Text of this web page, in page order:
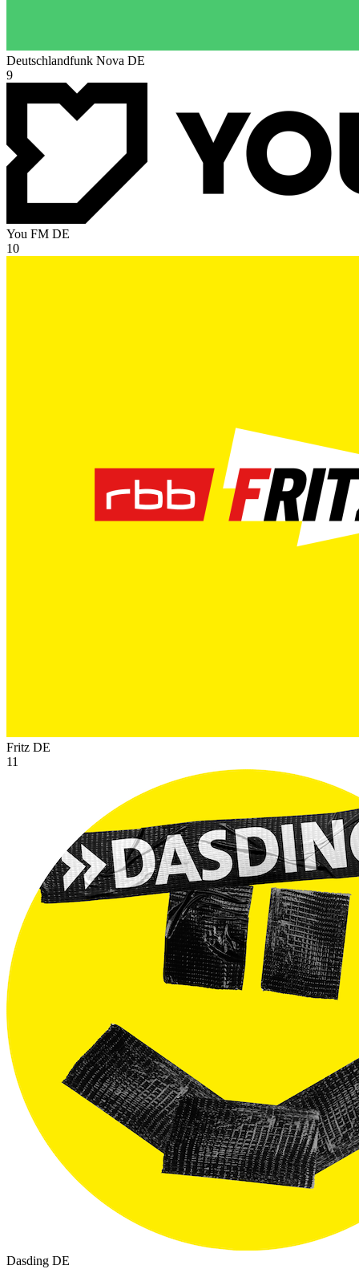
Deutschlandfunk Nova DE
9
You FM DE
10
Fritz DE
11
Dasding DE